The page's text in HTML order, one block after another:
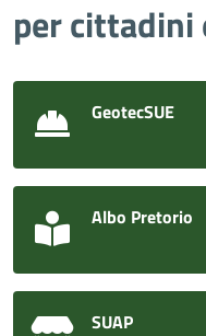
per cittadini
GeotecSUE
Albo Pretorio
SUAP